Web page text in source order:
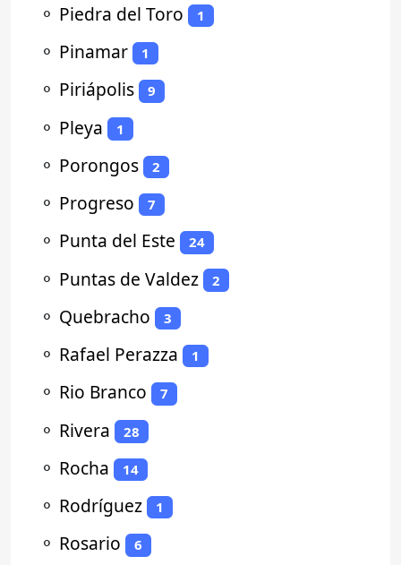
⚬ Piedra del Toro 1
⚬ Pinamar 1
⚬ Piriápolis 9
⚬ Pleya 1
⚬ Porongos 2
⚬ Progreso 7
⚬ Punta del Este 24
⚬ Puntas de Valdez 2
⚬ Quebracho 3
⚬ Rafael Perazza 1
⚬ Rio Branco 7
⚬ Rivera 28
⚬ Rocha 14
⚬ Rodríguez 1
⚬ Rosario 6